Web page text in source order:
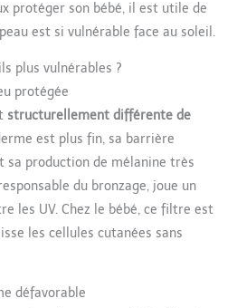
protéger son bébé, il est utile de
est si vulnérable face au soleil.
plus vulnérables ?
protégée
structurellement différente de
est plus fin, sa barrière
sa production de mélanine très
du bronzage, joue un
les UV. Chez le bébé, ce filtre est
les cellules cutanées sans
défavorable